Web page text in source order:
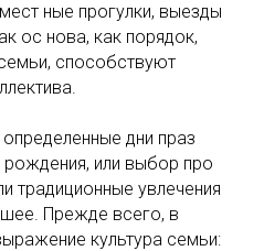
ные прогулки, выезды
ос нова, как порядок,
способствуют
дни праз
или выбор про
традиционные увлечения
Прежде всего, в
культура семьи: